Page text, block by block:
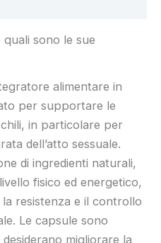
sono le sue
alimentare in
per supportare le
in particolare per
dell’atto sessuale.
di ingredienti naturali,
fisico ed energetico,
resistenza e il controllo
Le capsule sono
migliorare la